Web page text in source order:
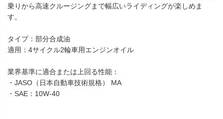
乗りから高速クルージングまで幅広いライディングが楽しめま
す。
タイプ：部分合成油
適用：4サイクル2輪車用エンジンオイル
業界基準に適合または上回る性能：
・JASO（日本自動車技術規格） MA
・SAE：10W-40